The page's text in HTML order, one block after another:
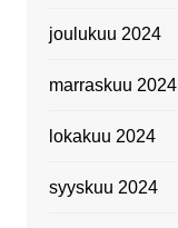
joulukuu 2024
marraskuu 2024
lokakuu 2024
syyskuu 2024